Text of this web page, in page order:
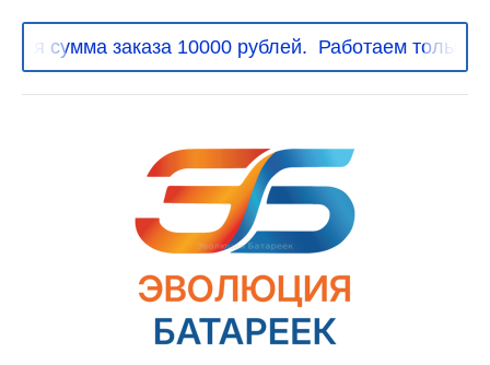
сумма заказа 10000 рублей.Работаем только с